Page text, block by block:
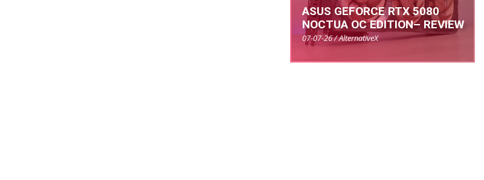
ASUS GEFORCE RTX 5080
NOCTUA OC EDITION– REVIEW
07-07-26 / AlternativeX